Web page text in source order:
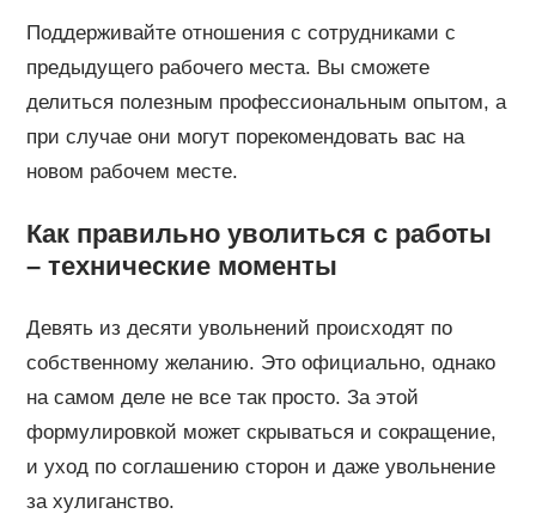
Поддерживайте отношения с сотрудниками с
предыдущего рабочего места. Вы сможете
делиться полезным профессиональным опытом, а
при случае они могут порекомендовать вас на
новом рабочем месте.
Как правильно уволиться с работы
– технические моменты
Девять из десяти увольнений происходят по
собственному желанию. Это официально, однако
на самом деле не все так просто. За этой
формулировкой может скрываться и сокращение,
и уход по соглашению сторон и даже увольнение
за хулиганство.